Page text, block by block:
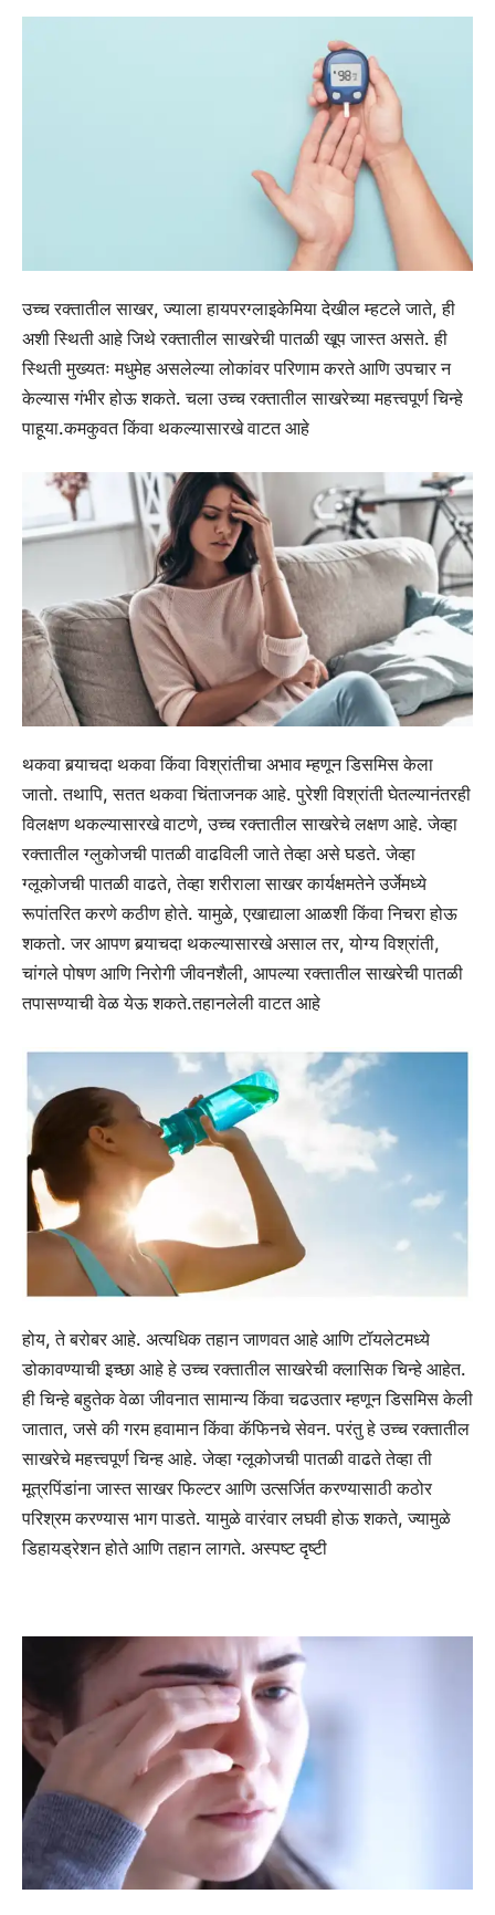
उच्च रक्तातील साखर, ज्याला हायपरग्लाइकेमिया देखील म्हटले जाते, ही
अशी स्थिती आहे जिथे रक्तातील साखरेची पातळी खूप जास्त असते. ही
स्थिती मुख्यतः मधुमेह असलेल्या लोकांवर परिणाम करते आणि उपचार न
केल्यास गंभीर होऊ शकते.चला उच्च रक्तातील साखरेच्या महत्त्वपूर्ण चिन्हे
पाहूया.कमकुवत किंवा थकल्यासारखे वाटत आहे
थकवा बर्‍याचदा थकवा किंवा विश्रांतीचा अभाव म्हणून डिसमिस केला
जातो. तथापि, सतत थकवा चिंताजनक आहे. पुरेशी विश्रांती घेतल्यानंतरही
विलक्षण थकल्यासारखे वाटणे, उच्च रक्तातील साखरेचे लक्षण आहे. जेव्हा
रक्तातील ग्लुकोजची पातळी वाढविली जाते तेव्हा असे घडते. जेव्हा
ग्लूकोजची पातळी वाढते, तेव्हा शरीराला साखर कार्यक्षमतेने उर्जेमध्ये
रूपांतरित करणे कठीण होते. यामुळे, एखाद्याला आळशी किंवा निचरा होऊ
शकतो. जर आपण बर्‍याचदा थकल्यासारखे असाल तर, योग्य विश्रांती,
चांगले पोषण आणि निरोगी जीवनशैली, आपल्या रक्तातील साखरेची पातळी
तपासण्याची वेळ येऊ शकते.तहानलेली वाटत आहे
होय, ते बरोबर आहे. अत्यधिक तहान जाणवत आहे आणि टॉयलेटमध्ये
डोकावण्याची इच्छा आहे हे उच्च रक्तातील साखरेची क्लासिक चिन्हे आहेत.
ही चिन्हे बहुतेक वेळा जीवनात सामान्य किंवा चढउतार म्हणून डिसमिस केली
जातात, जसे की गरम हवामान किंवा कॅफिनचे सेवन. परंतु हे उच्च रक्तातील
साखरेचे महत्त्वपूर्ण चिन्ह आहे.जेव्हा ग्लूकोजची पातळी वाढते तेव्हा ती
मूत्रपिंडांना जास्त साखर फिल्टर आणि उत्सर्जित करण्यासाठी कठोर
परिश्रम करण्यास भाग पाडते. यामुळे वारंवार लघवी होऊ शकते, ज्यामुळे
डिहायड्रेशन होते आणि तहान लागते. अस्पष्ट दृष्टी